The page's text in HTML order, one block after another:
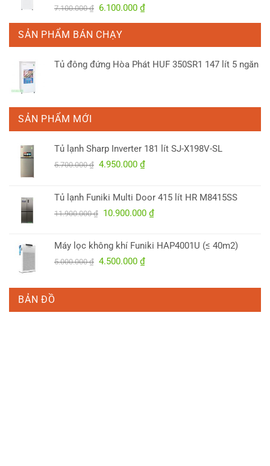
3.750.000 ₫.
7.100.000₫ Giá
là:
7.100.000 ₫.
6.100.000 ₫Giá
là:
SẢN PHẨM BÁN CHẠY
Tủ đông đứng Hòa Phát HUF 350SR1 147 lít 5 ngăn
SẢN PHẨM MỚI
Tủ lạnh Sharp Inverter 181 lít SJ-X198V-SL
5.700.000₫ Giá
5.700.000 ₫.
4.950.000 ₫Giá
là:
4.950.000 ₫.
Tủ lạnh Funiki Multi Door 415 lít HR M8415SS
11.900.000₫ Giá
11.900.000 ₫.
10.900.000 ₫Giá
là:
Máy lọc không khí Funiki HAP4001U (≤ 40m2)
5.000.000₫ Giá
là:
4.500.000 ₫Giá
tại
4.500.000 ₫.
BẢN ĐỒ